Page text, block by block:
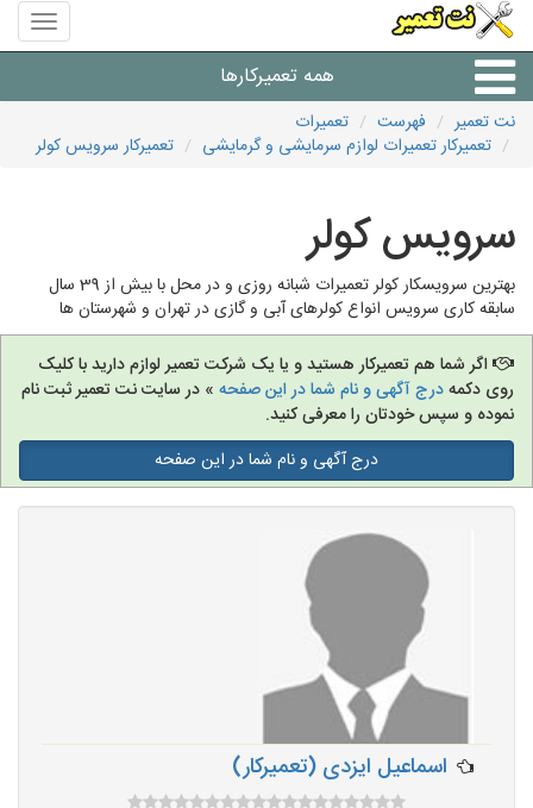
منوی
سایت
تعمیر
همه تعمیرکارها
شرکت های تعمیرات لوازم
نت تعمیر فهرست
تعمیرات
تعمیرکار تعمیرات لوازم سرمایشی و گرمایشی
تعمیرکار سرویس کولر
سرویس کولر
بهترین سرویسکار کولر تعمیرات شبانه روزی و در محل با بیش از 39 سال
سابقه کاری سرویس انواع کولرهای آبی و گازی در تهران و شهرستان ها
اگر شما هم تعمیرکار هستید و یا یک شرکت تعمیر لوازم دارید با کلیک
روی دکمهدرج آگهی و نام شما در این صفحه » در سایت نت تعمیر ثبت نام
نموده و سپس خودتان را معرفی کنید.
درج آگهی و نام شما در این صفحه
اسماعیل ایزدی (تعمیرکار)